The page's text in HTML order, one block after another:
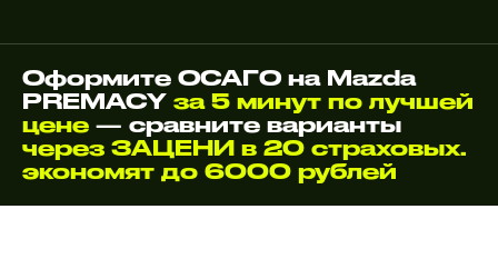
Оформите ОСАГО на Mazda
PREMACY за 5 минут по лучшей
цене — сравните варианты
через ЗАЦЕНИ в 20 страховых.
экономят до 6000 рублей